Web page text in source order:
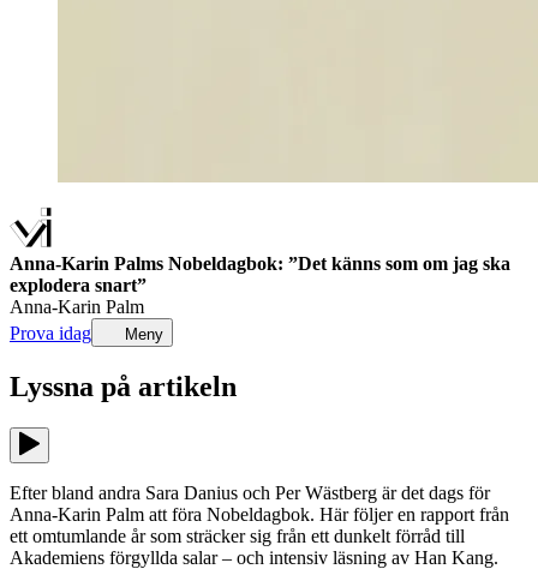
Anna-Karin Palms Nobeldagbok: ”Det känns som om jag ska
explodera snart”
Anna-Karin Palm
Prova idag
Meny
Lyssna på artikeln
Efter bland andra Sara Danius och Per Wästberg är det dags för
Anna-Karin Palm att föra Nobeldagbok. Här följer en rapport från
ett omtumlande år som sträcker sig från ett dunkelt förråd till
Akademiens förgyllda salar – och intensiv läsning av Han Kang.